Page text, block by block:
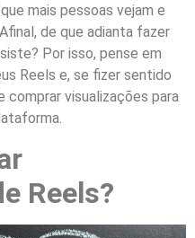
mais pessoas vejam e
de que adianta fazer
Por isso, pense em
Reels e, se fizer sentido
comprar visualizações para
Reels?